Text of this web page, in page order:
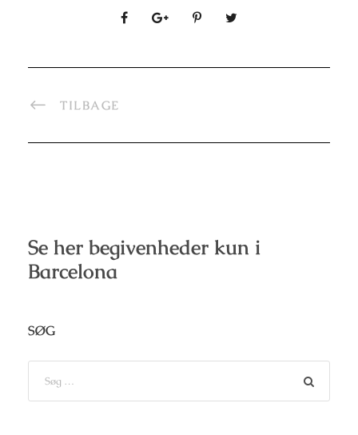
TILBAGE
Se her begivenheder kun i
Barcelona
SØG